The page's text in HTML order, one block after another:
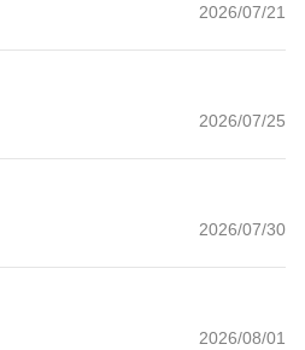
2026/07/21
2026/07/25
2026/07/30
2026/08/01